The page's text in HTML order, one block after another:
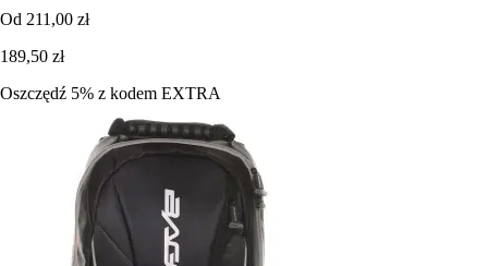
Od 211,00 zł
189,50 zł
Oszczędź 5% z kodem EXTRA